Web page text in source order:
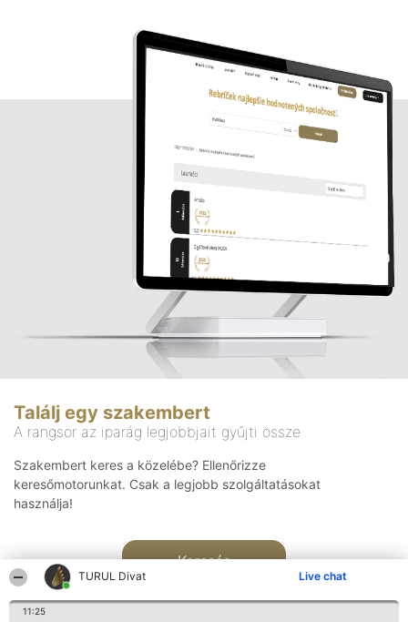
TURUL Divat Live chat
11:25
Találj egy szakembert
A rangsor az iparág legjobbjait gyűjti össze
Szakembert keres a közelébe? Ellenőrizze
keresőmotorunkat. Csak a legjobb szolgáltatásokat
használja!
Keresés